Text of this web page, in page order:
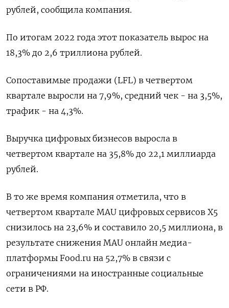
рублей, сообщила компания.
По итогам 2022 года этот показатель вырос на
18,3% до 2,6 триллиона рублей.
Сопоставимые продажи (LFL) в четвертом
квартале выросли на 7,9%, средний чек - на 3,5%,
трафик - на 4,3%.
Выручка цифровых бизнесов выросла в
четвертом квартале на 35,8% до 22,1 миллиарда
рублей.
В то же время компания отметила, что в
четвертом квартале MAU цифровых сервисов X5
снизилось на 23,6% и составило 20,5 миллиона, в
результате снижения MAU онлайн медиа-
платформы Food.ru на 52,7% в связи с
ограничениями на иностранные социальные
сети в РФ.